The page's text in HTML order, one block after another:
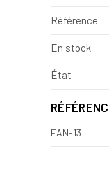
Référence
En stock
État
EAN-13 :